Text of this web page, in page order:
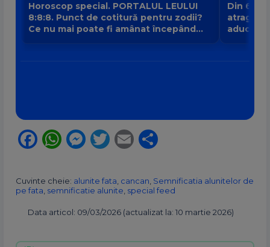
Horoscop special. PORTALUL LEULUI
8:8:8. Punct de cotitură pentru zodii?
Ce nu mai poate fi amânat începând
Din 6
atrage
aduce
Facebook
WhatsApp
Messenger
Twitter
Email
Cuvinte cheie: alunite fata cancan Semnificatia alunitelor de
pe fata semnificatie alunite special feed
Data articol: 09/03/2026 (actualizat la: 10 martie 2026)